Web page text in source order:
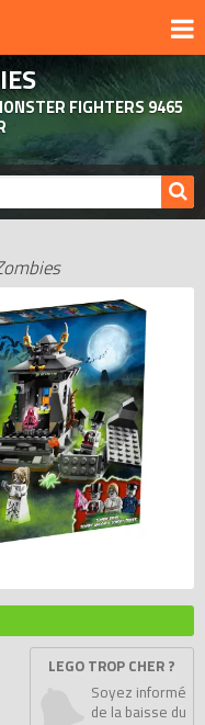
FANS
FIGHTERS 9465
LEGO TROP CHER ?
Soyez informé
de la baisse du